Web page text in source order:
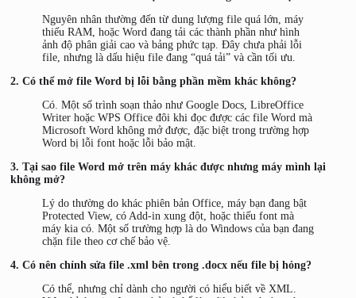
Nguyên nhân thường đến từ dung lượng file quá lớn, máy
thiếu RAM, hoặc Word đang tải các thành phần như hình
ảnh độ phân giải cao và bảng phức tạp. Đây chưa phải lỗi
file, nhưng là dấu hiệu file đang “quá tải” và cần tối ưu.
2. Có thể mở file Word bị lỗi bằng phần mềm khác không?
Có. Một số trình soạn thảo như Google Docs, LibreOffice
Writer hoặc WPS Office đôi khi đọc được các file Word mà
Microsoft Word không mở được, đặc biệt trong trường hợp
Word bị lỗi font hoặc lỗi bảo mật.
3. Tại sao file Word mở trên máy khác được nhưng máy mình lại
không mở?
Lý do thường do khác phiên bản Office, máy bạn đang bật
Protected View, có Add-in xung đột, hoặc thiếu font mà
máy kia có. Một số trường hợp là do Windows của bạn đang
chặn file theo cơ chế bảo vệ.
4. Có nên chỉnh sửa file .xml bên trong .docx nếu file bị hỏng?
Có thể, nhưng chỉ dành cho người có hiểu biết về XML.